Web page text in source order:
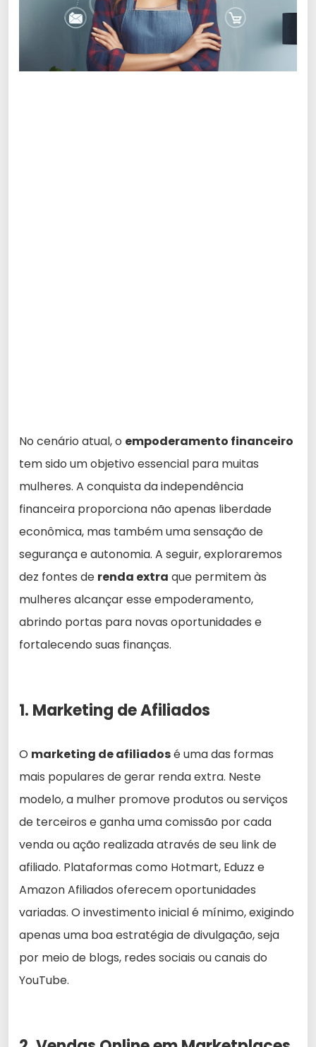
No cenário atual, o empoderamento financeiro
tem sido um objetivo essencial para muitas
mulheres. A conquista da independência
financeira proporciona não apenas liberdade
econômica, mas também uma sensação de
segurança e autonomia. A seguir, exploraremos
dez fontes de renda extra que permitem às
mulheres alcançar esse empoderamento,
abrindo portas para novas oportunidades e
fortalecendo suas finanças.
1. Marketing de Afiliados
O marketing de afiliadosé uma das formas
mais populares de gerar renda extra. Neste
modelo, a mulher promove produtos ou serviços
de terceiros e ganha uma comissão por cada
venda ou ação realizada através de seu link de
afiliado. Plataformas como Hotmart, Eduzz e
Amazon Afiliados oferecem oportunidades
variadas. O investimento inicial é mínimo, exigindo
apenas uma boa estratégia de divulgação, seja
por meio de blogs, redes sociais ou canais do
YouTube.